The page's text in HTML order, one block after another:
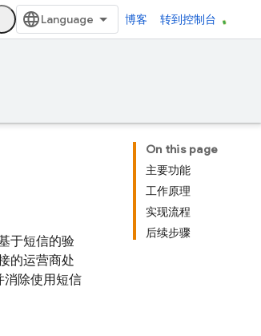
博客 转到控制台
On this page
主要功能
工作原理
实现流程
后续步骤
于短信的验
的运营商处
消除使用短信